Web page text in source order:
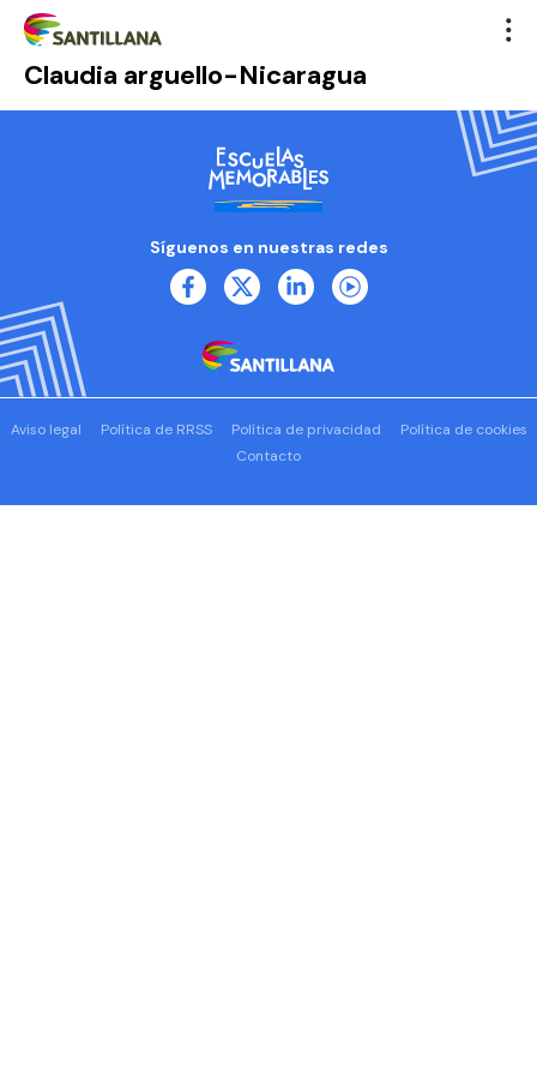
Claudia arguello-Nicaragua
Síguenos en nuestras redes
Aviso legal Política de RRSS Política de privacidad
Política de cookies
Contacto